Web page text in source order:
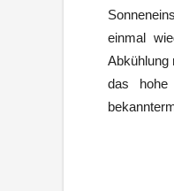
einmal
Abkühlung
das hohe